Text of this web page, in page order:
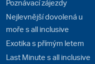
Poznávací zájezdy
Nejlevnější dovolená u
moře s all inclusive
Exotika s přímým letem
Last Minute s all inclusive